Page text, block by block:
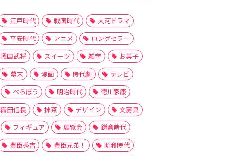
江戸時代 戦国時代
大河ドラマ
平安時代
アニメ
ロングセラー
戦国武将
スイーツ 雑学
お菓子
幕末
漫画 時代劇
テレビ
べらぼう
明治時代
徳川家康
織田信長
抹茶 デザイン
文房具
フィギュア
展覧会
鎌倉時代
豊臣秀吉
豊臣兄弟！
昭和時代